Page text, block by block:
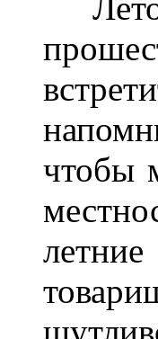
чтобы